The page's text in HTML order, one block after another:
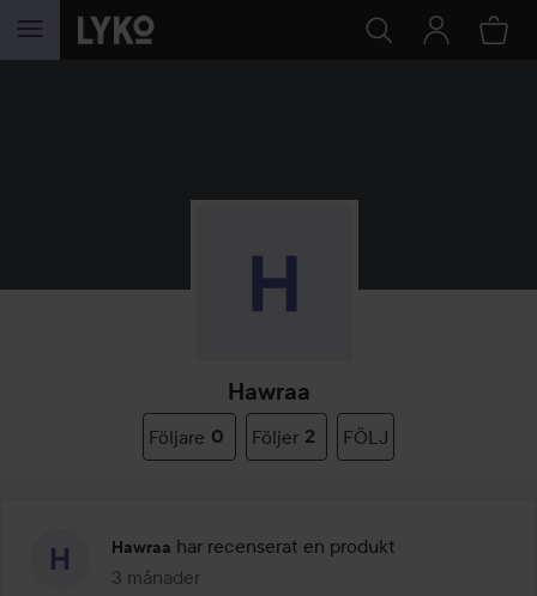
HOPPA TILL INNEHÅLLET
Hawraa
Följare 0 Följer 2 FÖLJ
Hawraa har recenserat en produkt
3 månader
Inlägget skapades 3 månader